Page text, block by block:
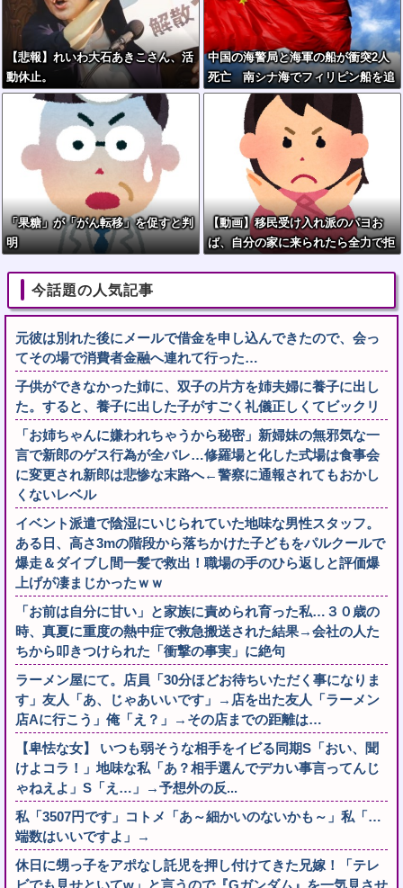
【悲報】れいわ大石あきこさん、活
動休止。
中国の海警局と海軍の船が衝突2人
死亡 南シナ海でフィリピン船を追
跡中、公表までに1年
「果糖」が「がん転移」を促すと判
明
【動画】移民受け入れ派のパヨお
ば、自分の家に来られたら全力で拒
今話題の人気記事
元彼は別れた後にメールで借金を申し込んできたので、会っ
てその場で消費者金融へ連れて行った…
子供ができなかった姉に、双子の片方を姉夫婦に養子に出し
た。すると、養子に出した子がすごく礼儀正しくてビックリ
「お姉ちゃんに嫌われちゃうから秘密」新婦妹の無邪気な一
言で新郎のゲス行為が全バレ…修羅場と化した式場は食事会
に変更され新郎は悲惨な末路へ←警察に通報されてもおかし
くないレベル
イベント派遣で陰湿にいじられていた地味な男性スタッフ。
ある日、高さ3mの階段から落ちかけた子どもをパルクールで
爆走＆ダイブし間一髪で救出！職場の手のひら返しと評価爆
上げが凄まじかったｗｗ
「お前は自分に甘い」と家族に責められ育った私…３０歳の
時、真夏に重度の熱中症で救急搬送された結果→会社の人た
ちから叩きつけられた「衝撃の事実」に絶句
ラーメン屋にて。店員「30分ほどお待ちいただく事になりま
す」友人「あ、じゃあいいです」→店を出た友人「ラーメン
店Aに行こう」俺「え？」→その店までの距離は…
【卑怯な女】 いつも弱そうな相手をイビる同期S「おい、聞
けよコラ！」地味な私「あ？相手選んでデカい事言ってんじ
ゃねえよ」S「え…」→予想外の反...
私「3507円です」コトメ「あ～細かいのないかも～」私「…
端数はいいですよ」→
休日に甥っ子をアポなし託児を押し付けてきた兄嫁！「テレ
ビでも見せといてw」と言うので『Gガンダム』を一気見させ